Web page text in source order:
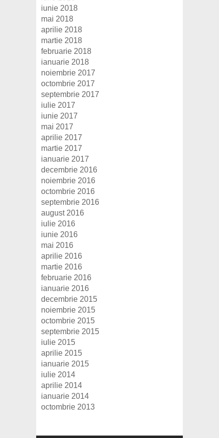
iunie 2018
mai 2018
aprilie 2018
martie 2018
februarie 2018
ianuarie 2018
noiembrie 2017
octombrie 2017
septembrie 2017
iulie 2017
iunie 2017
mai 2017
aprilie 2017
martie 2017
ianuarie 2017
decembrie 2016
noiembrie 2016
octombrie 2016
septembrie 2016
august 2016
iulie 2016
iunie 2016
mai 2016
aprilie 2016
martie 2016
februarie 2016
ianuarie 2016
decembrie 2015
noiembrie 2015
octombrie 2015
septembrie 2015
iulie 2015
aprilie 2015
ianuarie 2015
iulie 2014
aprilie 2014
ianuarie 2014
octombrie 2013